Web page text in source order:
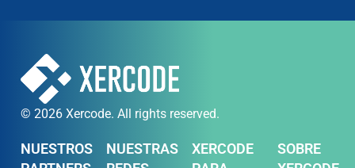
© 2026 Xercode. All rights reserved.
NUESTROS
NUESTRAS
XERCODE
SOBRE